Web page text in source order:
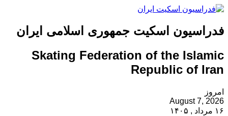
فدراسیون اسکیت جمهوری اسلامی ایران
Skating Federation of the Islamic
Republic of Iran
امروز
August 7, 2026
۱۶ مرداد , ۱۴۰۵